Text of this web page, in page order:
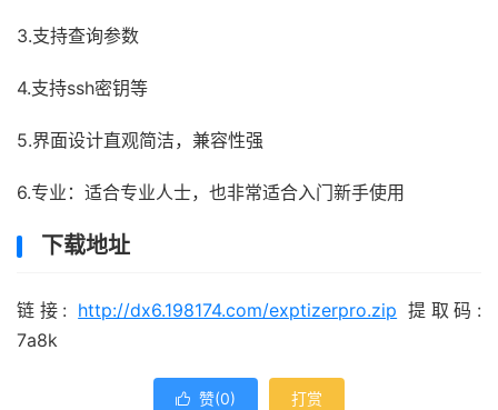
3.支持查询参数
4.支持ssh密钥等
5.界面设计直观简洁，兼容性强
6.专业：适合专业人士，也非常适合入门新手使用
下载地址
链接: http://dx6.198174.com/exptizerpro.zip 提取码:
7a8k
 赞(0) 打赏